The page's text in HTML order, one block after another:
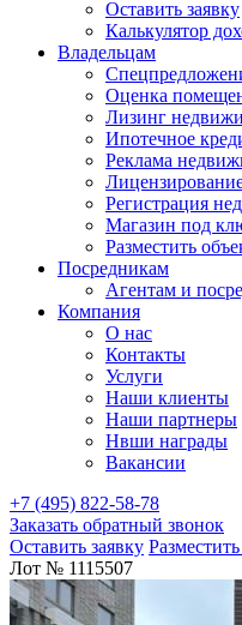
Оставить заявку
Калькулятор
Владельцам
Оценка
Лизинг
Ипотечное
Реклама
Регистрация
Магазин под
Разместить
Посредникам
Агентам и
Компания
О нас
Контакты
Услуги
Наши клиенты
Наши партнеры
Нвши награды
Вакансии
+7 (495) 822-58-78
Заказать обратный звонок
Оставить заявку
Лот № 1115507